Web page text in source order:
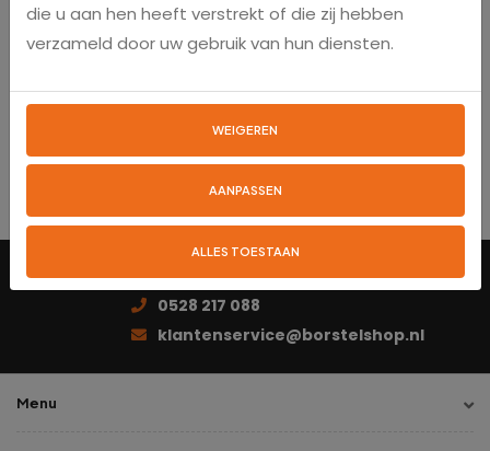
ONLINE BESTELLEN
Ook interessant
Slakkenborstel
0528 217 088
klantenservice@borstelshop.nl
Menu
die u aan hen heeft verstrekt of die zij hebben
verzameld door uw gebruik van hun diensten.
WEIGEREN
AANPASSEN
ALLES TOESTAAN